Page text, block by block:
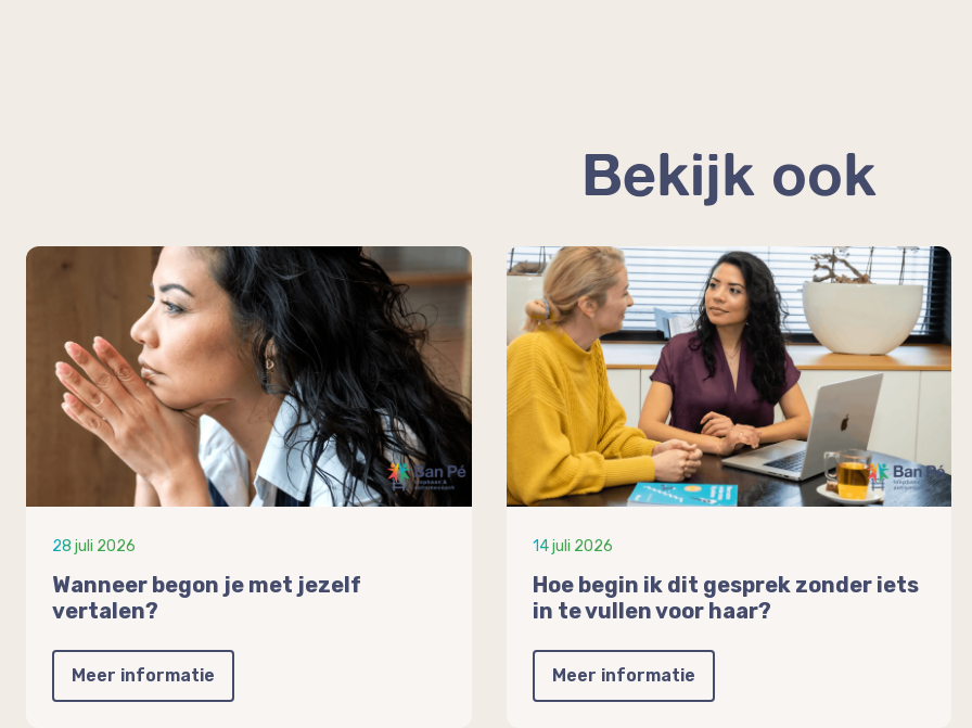
Bekijk ook
28 juli 2026
Wanneer begon je met jezelf
vertalen?
Meer informatie
14 juli 2026
Hoe begin ik dit gesprek zonder iets
in te vullen voor haar?
Meer informatie